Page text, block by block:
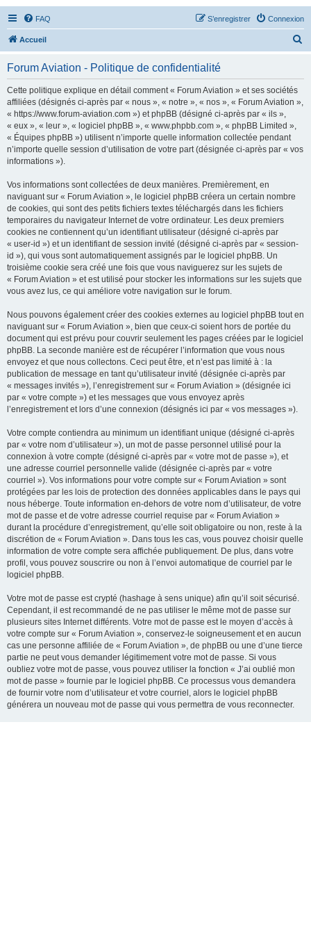
FAQ Connexion
S’enregistrer
Accueil
Forum Aviation - Politique de confidentialité
Cette politique explique en détail comment « Forum Aviation » et ses sociétés
affiliées (désignés ci-après par « nous », « notre », « nos », « Forum Aviation »,
« https://www.forum-aviation.com ») et phpBB (désigné ci-après par « ils »,
« eux », « leur », « logiciel phpBB », « www.phpbb.com », « phpBB Limited »,
« Équipes phpBB ») utilisent n’importe quelle information collectée pendant
n’importe quelle session d’utilisation de votre part (désignée ci-après par « vos
informations »).
Vos informations sont collectées de deux manières. Premièrement, en
naviguant sur « Forum Aviation », le logiciel phpBB créera un certain nombre
de cookies, qui sont des petits fichiers textes téléchargés dans les fichiers
temporaires du navigateur Internet de votre ordinateur. Les deux premiers
cookies ne contiennent qu’un identifiant utilisateur (désigné ci-après par
« user-id ») et un identifiant de session invité (désigné ci-après par « session-
id »), qui vous sont automatiquement assignés par le logiciel phpBB. Un
troisième cookie sera créé une fois que vous naviguerez sur les sujets de
« Forum Aviation » et est utilisé pour stocker les informations sur les sujets que
vous avez lus, ce qui améliore votre navigation sur le forum.
Nous pouvons également créer des cookies externes au logiciel phpBB tout en
naviguant sur « Forum Aviation », bien que ceux-ci soient hors de portée du
document qui est prévu pour couvrir seulement les pages créées par le logiciel
phpBB. La seconde manière est de récupérer l’information que vous nous
envoyez et que nous collectons. Ceci peut être, et n’est pas limité à : la
publication de message en tant qu’utilisateur invité (désignée ci-après par
« messages invités »), l’enregistrement sur « Forum Aviation » (désignée ici
par « votre compte ») et les messages que vous envoyez après
l’enregistrement et lors d’une connexion (désignés ici par « vos messages »).
Votre compte contiendra au minimum un identifiant unique (désigné ci-après
par « votre nom d’utilisateur »), un mot de passe personnel utilisé pour la
connexion à votre compte (désigné ci-après par « votre mot de passe »), et
une adresse courriel personnelle valide (désignée ci-après par « votre
courriel »). Vos informations pour votre compte sur « Forum Aviation » sont
protégées par les lois de protection des données applicables dans le pays qui
nous héberge. Toute information en-dehors de votre nom d’utilisateur, de votre
mot de passe et de votre adresse courriel requise par « Forum Aviation »
durant la procédure d’enregistrement, qu’elle soit obligatoire ou non, reste à la
discrétion de « Forum Aviation ». Dans tous les cas, vous pouvez choisir quelle
information de votre compte sera affichée publiquement. De plus, dans votre
profil, vous pouvez souscrire ou non à l’envoi automatique de courriel par le
logiciel phpBB.
Votre mot de passe est crypté (hashage à sens unique) afin qu’il soit sécurisé.
Cependant, il est recommandé de ne pas utiliser le même mot de passe sur
plusieurs sites Internet différents. Votre mot de passe est le moyen d’accès à
votre compte sur « Forum Aviation », conservez-le soigneusement et en aucun
cas une personne affiliée de « Forum Aviation », de phpBB ou une d’une tierce
partie ne peut vous demander légitimement votre mot de passe. Si vous
oubliez votre mot de passe, vous pouvez utiliser la fonction « J’ai oublié mon
mot de passe » fournie par le logiciel phpBB. Ce processus vous demandera
de fournir votre nom d’utilisateur et votre courriel, alors le logiciel phpBB
générera un nouveau mot de passe qui vous permettra de vous reconnecter.